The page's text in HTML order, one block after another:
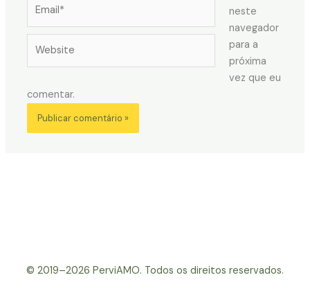
neste
navegador
para a
próxima
vez que eu
comentar.
© 2019–2026 PerviAMO. Todos os direitos reservados.